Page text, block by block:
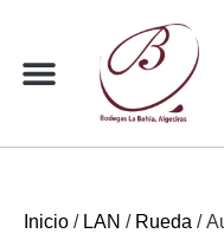
contenido
Inicio / LAN / Rueda /